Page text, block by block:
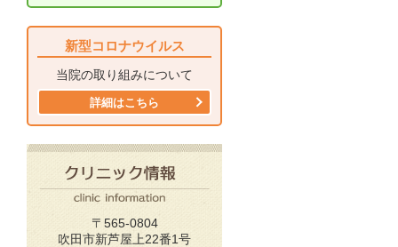
新型コロナウイルス
当院の取り組みについて
詳細はこちら
〒565-0804
吹田市新芦屋上22番1号